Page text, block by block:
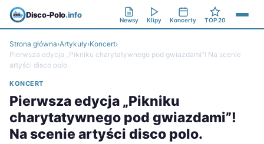
Disco-Polo.info
Newsy Klipy Koncerty TOP 20
Strona główna›Artykuły›Koncert›
Pierwsza edycja „Pikniku charytatywnego pod gwiazdami”! Na scenie
artyści disco polo.
KONCERT
Pierwsza edycja „Pikniku
charytatywnego pod gwiazdami”!
Na scenie artyści disco polo.